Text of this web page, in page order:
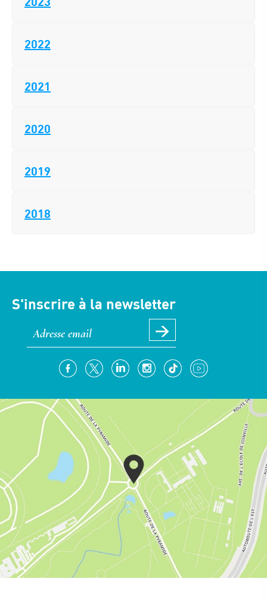
2022
2021
2020
2019
2018
S'inscrire à la newsletter